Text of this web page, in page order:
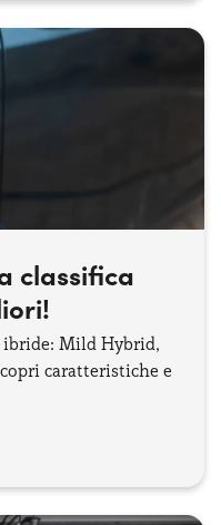
classifica
Mild Hybrid,
caratteristiche e